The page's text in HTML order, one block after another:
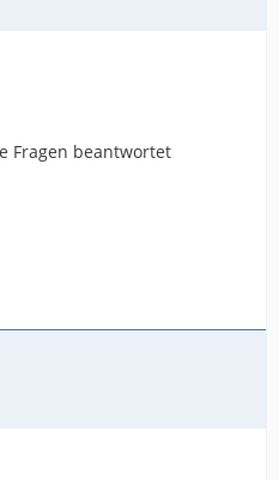
Fragen beantwortet